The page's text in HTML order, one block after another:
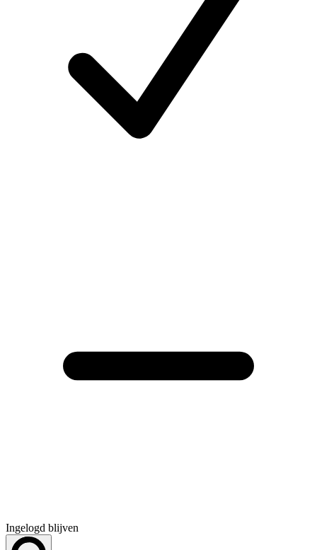
Ingelogd blijven